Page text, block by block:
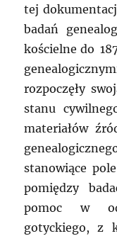
tej
badań
kościelne do
rozpoczęły
stanu
materiałów
stanowiące
pomiędzy
pomoc w
gotyckiego, z